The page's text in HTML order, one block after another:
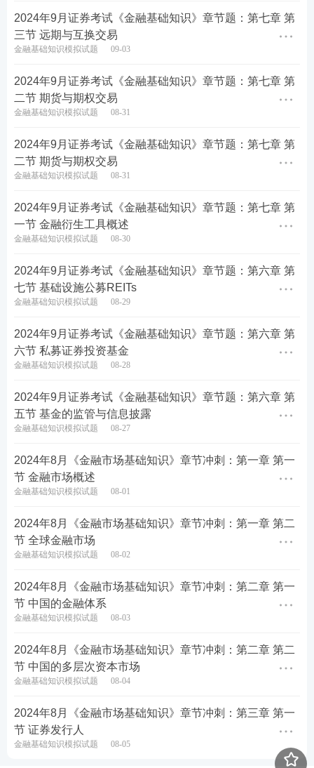
热点推荐>>【证券备考资料下载
人礼包】
考点集训>>【60s高频考点速记
疯狂刷题>>【233网校APP下载
刷】【模拟考试系统】
课程学习>>2024年证券从业备考不知道从何下手？
自学晦涩难理解？建议
书！★建议：购买233网校证券从业课程，赠送价值9
9元/239元V题库会员~
2024年9月证券考试《金融基础知识》章节题：第七章 第
三节 远期与互换交易
金融基础知识模拟试题 09-03
2024年9月证券考试《金融基础知识》章节题：第七章 第
二节 期货与期权交易
金融基础知识模拟试题 08-31
2024年9月证券考试《金融基础知识》章节题：第七章 第
二节 期货与期权交易
金融基础知识模拟试题 08-31
2024年9月证券考试《金融基础知识》章节题：第七章 第
一节 金融衍生工具概述
金融基础知识模拟试题 08-30
2024年9月证券考试《金融基础知识》章节题：第六章 第
七节 基础设施公募REITs
金融基础知识模拟试题 08-29
2024年9月证券考试《金融基础知识》章节题：第六章 第
六节 私募证券投资基金
金融基础知识模拟试题 08-28
2024年9月证券考试《金融基础知识》章节题：第六章 第
五节 基金的监管与信息披露
金融基础知识模拟试题 08-27
2024年8月《金融市场基础知识》章节冲刺：第一章 第一
节 金融市场概述
金融基础知识模拟试题 08-01
2024年8月《金融市场基础知识》章节冲刺：第一章 第二
节 全球金融市场
金融基础知识模拟试题 08-02
2024年8月《金融市场基础知识》章节冲刺：第二章 第一
节 中国的金融体系
金融基础知识模拟试题 08-03
2024年8月《金融市场基础知识》章节冲刺：第二章 第二
节 中国的多层次资本市场
金融基础知识模拟试题 08-04
2024年8月《金融市场基础知识》章节冲刺：第三章 第一
节 证券发行人
金融基础知识模拟试题 08-05